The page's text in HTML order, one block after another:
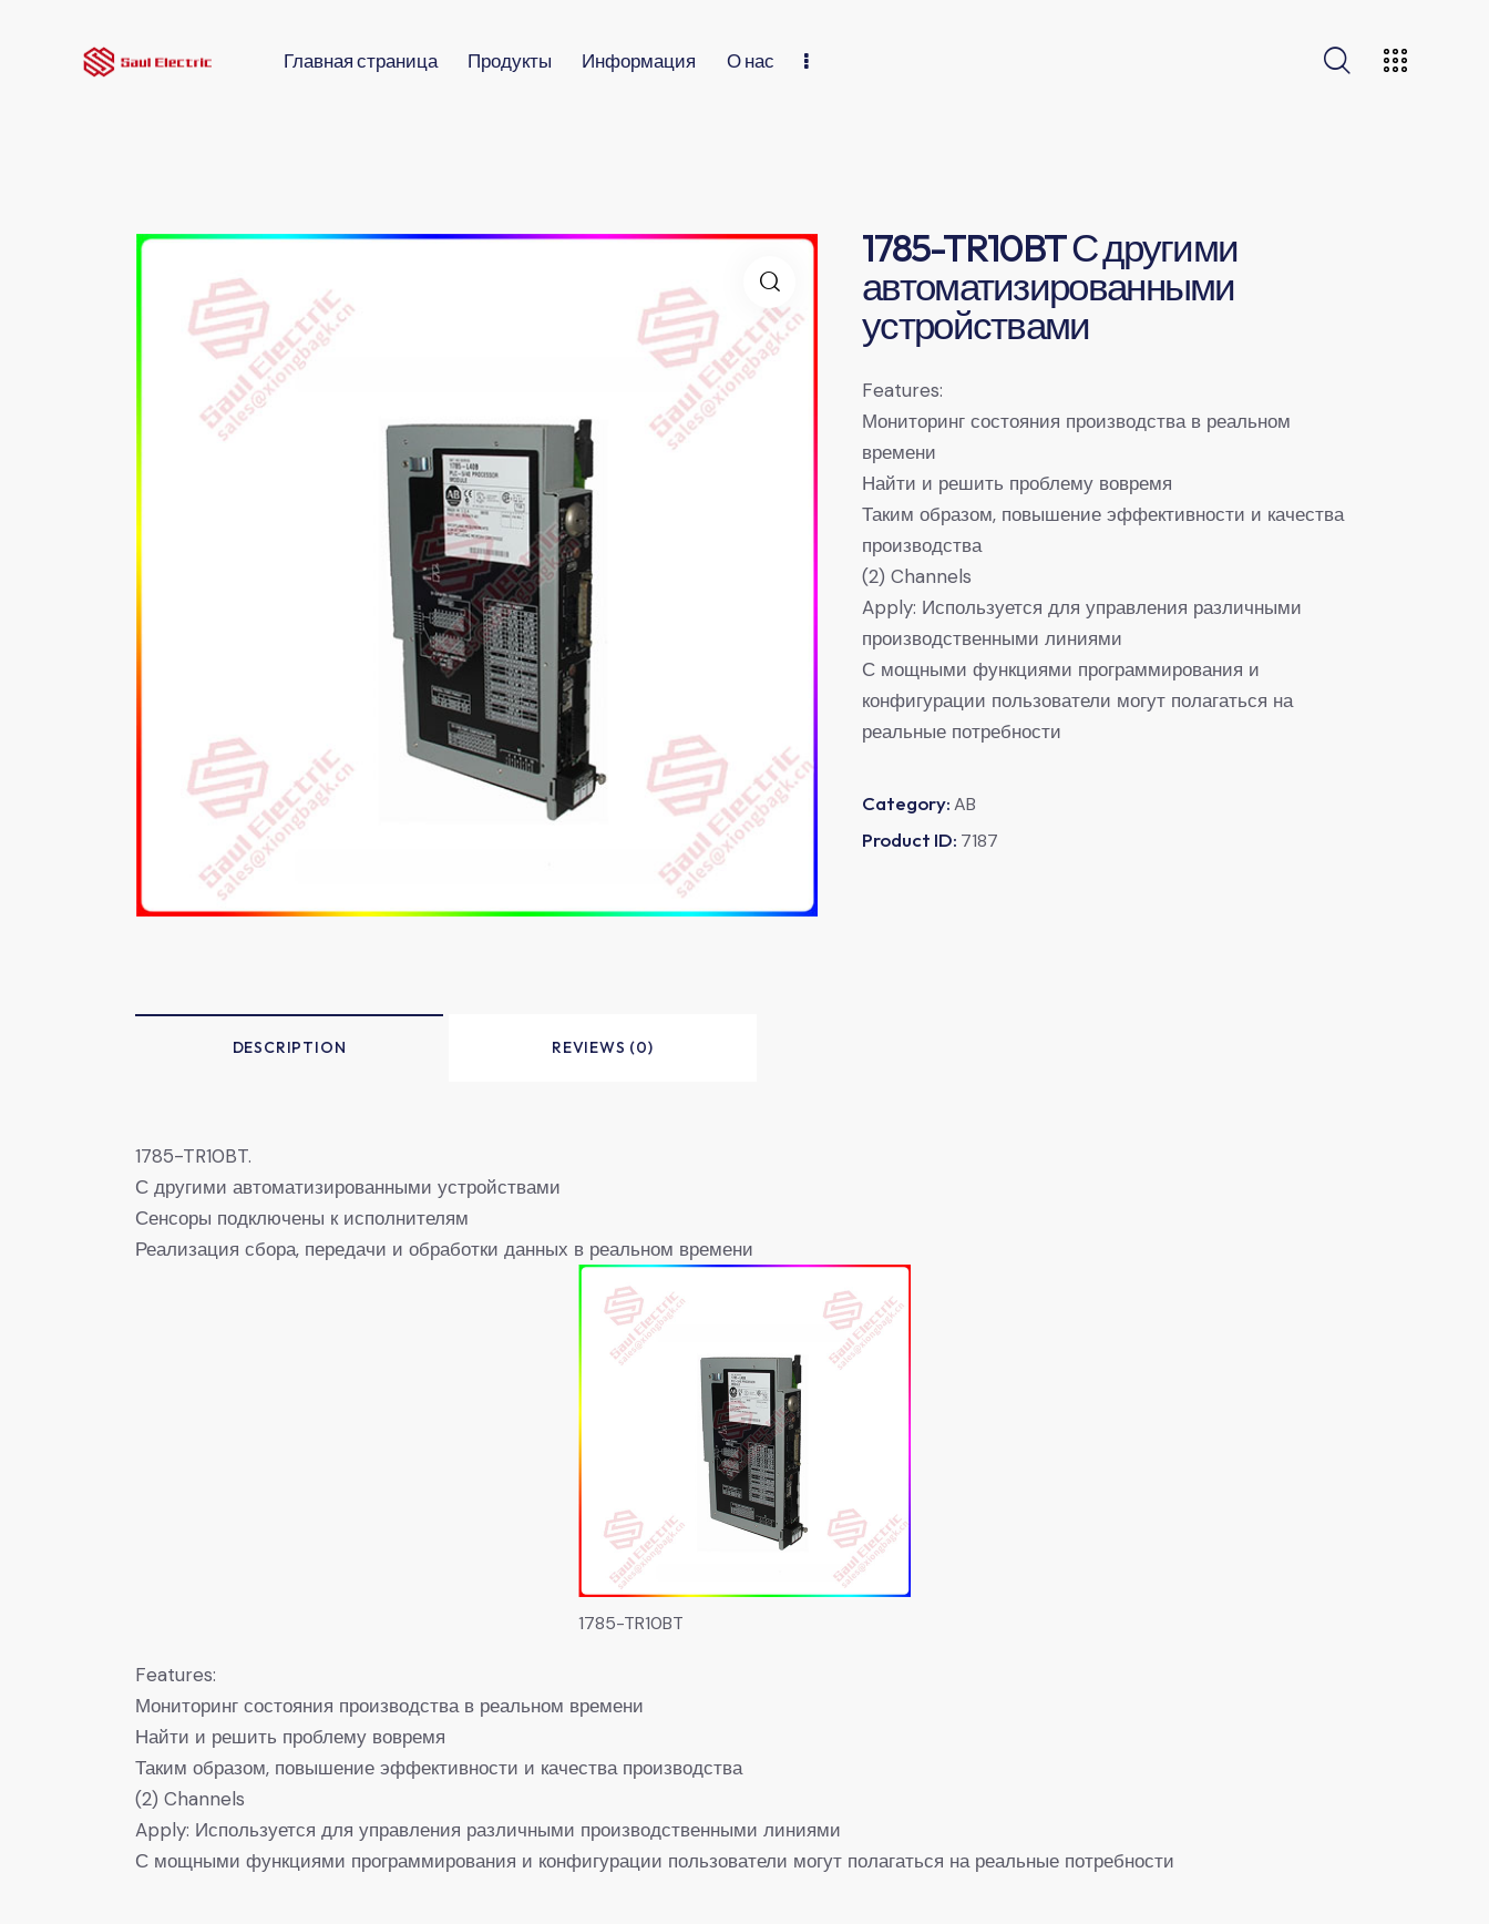
Главная страница Продукты Информация О нас
1785-TR10BT С другими
автоматизированными
устройствами
Features:
Мониторинг состояния производства в реальном
времени
Найти и решить проблему вовремя
Таким образом, повышение эффективности и качества
производства
(2) Channels
Apply: Используется для управления различными
производственными линиями
С мощными функциями программирования и
конфигурации пользователи могут полагаться на
реальные потребности
Category:AB
Product ID: 7187
DESCRIPTION REVIEWS (0)
1785-TR10BT.
С другими автоматизированными устройствами
Сенсоры подключены к исполнителям
Реализация сбора, передачи и обработки данных в реальном времени
1785-TR10BT
Features:
Мониторинг состояния производства в реальном времени
Найти и решить проблему вовремя
Таким образом, повышение эффективности и качества производства
(2) Channels
Apply: Используется для управления различными производственными линиями
С мощными функциями программирования и конфигурации пользователи могут полагаться на реальные потребности